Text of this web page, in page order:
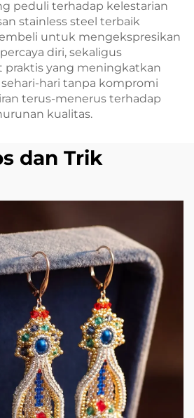
peduli terhadap kelestarian
stainless steel terbaik
untuk mengekspresikan
diri, sekaligus
praktis yang meningkatkan
hari tanpa kompromi
terus-menerus terhadap
kualitas.
dan Trik